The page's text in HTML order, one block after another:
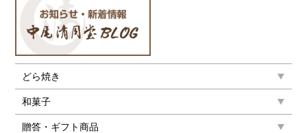
どら焼き
和菓子
贈答・ギフト商品